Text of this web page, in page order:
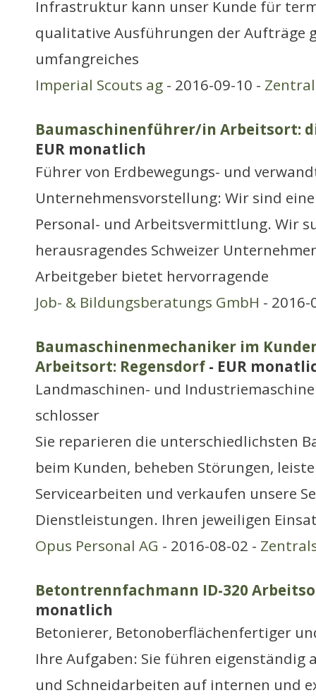
Infrastruktur kann unser Kunde für
qualitative Ausführungen der Aufträge
umfangreiches
Imperial Scouts ag - 2016-09-10 -
Baumaschinenführer/in Arbeitsort:
EUR monatlich
Führer von Erdbewegungs- und
Unternehmensvorstellung: Wir sind
Personal- und Arbeitsvermittlung. Wir
herausragendes Schweizer
Arbeitgeber bietet hervorragende
Job- & Bildungsberatungs GmbH -
Baumaschinenmechaniker im
Arbeitsort: Regensdorf - EUR
Landmaschinen- und
schlosser
Sie reparieren die unterschiedlichsten
beim Kunden, beheben Störungen,
Servicearbeiten und verkaufen unsere
Dienstleistungen. Ihren jeweiligen
Opus Personal AG - 2016-08-02 -
Betontrennfachmann ID-320
monatlich
Betonierer, Betonoberflächenfertiger
Ihre Aufgaben: Sie führen eigenständig
und Schneidarbeiten auf internen und